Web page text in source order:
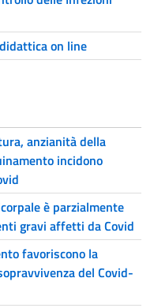
on line
anzianità della
incidono
è parzialmente
gravi affetti da Covid
favoriscono la
del Covid-